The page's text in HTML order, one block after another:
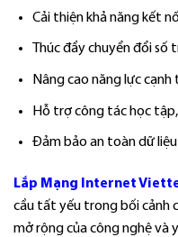
Cải thiện khả năng kết
Thúc đẩy chuyển đổi số
Nâng cao năng lực
Hỗ trợ công tác học
Đảm bảo an toàn dữ
Lắp Mạng Internet
cầu tất yếu trong bối cảnh
mở rộng của công nghệ và